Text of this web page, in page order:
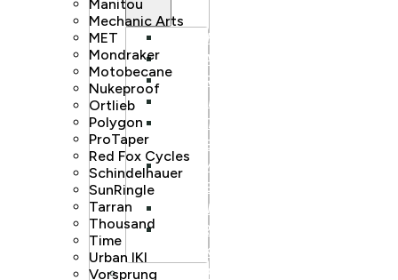
BY/HYBRIDSYKKEL
GRAVEL
HARDTAIL
FULLDEMPET
LETTVEKT
FULLDEMPET
SUV
FULLDEMPET
LANDEVEI
BARN/UNGDOM
ELSYKKEL
LASTESYKKEL
Manitou
Mechanic Arts
MET
Mondraker
Motobecane
Nukeproof
Ortlieb
Polygon
ProTaper
Red Fox Cycles
Schindelhauer
SunRingle
Tarran
Thousand
Time
Urban IKI
Vorsprung